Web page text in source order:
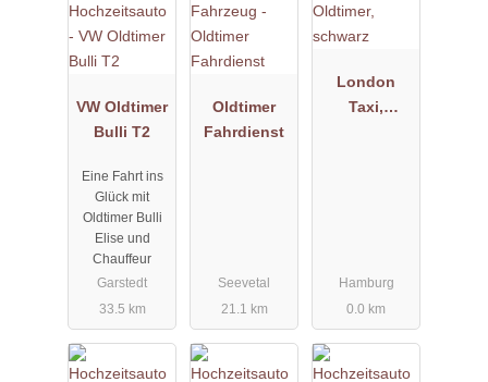
VW Oldtimer
Bulli T2
Eine Fahrt ins
Glück mit
Oldtimer Bulli
Elise und
Chauffeur
Garstedt
33.5 km
Oldtimer
Fahrdienst
Seevetal
21.1 km
London
Taxi,
Hamburg
0.0 km